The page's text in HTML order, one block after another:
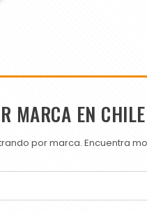
MARCA EN CHILE
por marca. Encuentra